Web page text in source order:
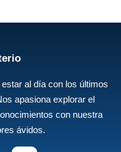
al día con los últimos
apasiona explorar el
con nuestra
ávidos.